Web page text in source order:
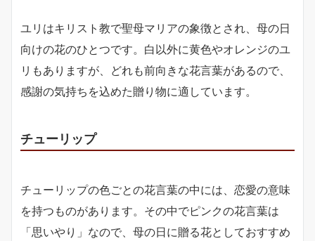
ユリはキリスト教で聖母マリアの象徴とされ、母の日
向けの花のひとつです。白以外に黄色やオレンジのユ
リもありますが、どれも前向きな花言葉があるので、
感謝の気持ちを込めた贈り物に適しています。
チューリップ
チューリップの色ごとの花言葉の中には、恋愛の意味
を持つものがあります。その中でピンクの花言葉は
「思いやり」なので、母の日に贈る花としておすすめ